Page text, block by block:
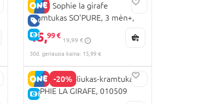
GERA KAINA
E-KAINA
VULLI Sophie la girafe
kramtukas SO'PURE, 3 mėn+,
220120
15,99 €
19,99 €
30d. geriausia kaina: 15,99 €
-20%
E-KAINA
VULLI kamuoliukas-kramtukas
SOPHIE LA GIRAFE, 010509